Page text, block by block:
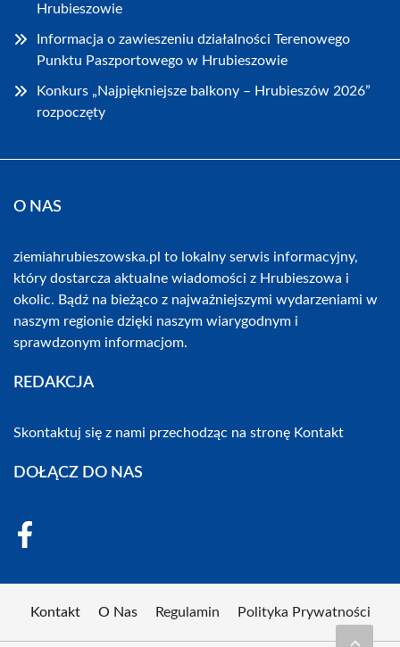
Hrubieszowie
Informacja o zawieszeniu działalności Terenowego
Punktu Paszportowego w Hrubieszowie
Konkurs „Najpiękniejsze balkony – Hrubieszów 2026”
rozpoczęty
O NAS
ziemiahrubieszowska.pl to lokalny serwis informacyjny,
który dostarcza aktualne wiadomości z Hrubieszowa i
okolic. Bądź na bieżąco z najważniejszymi wydarzeniami w
naszym regionie dzięki naszym wiarygodnym i
sprawdzonym informacjom.
REDAKCJA
Skontaktuj się z nami przechodząc na stronę Kontakt
DOŁĄCZ DO NAS
Kontakt O Nas Regulamin Polityka Prywatności